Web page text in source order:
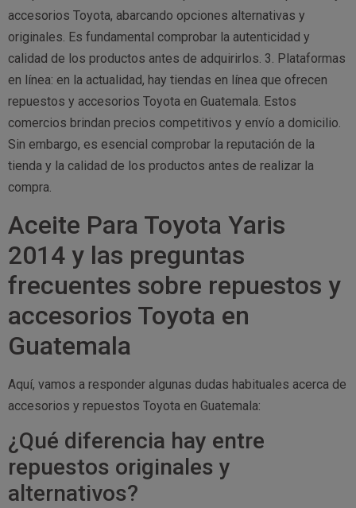
accesorios Toyota, abarcando opciones alternativas y
originales. Es fundamental comprobar la autenticidad y
calidad de los productos antes de adquirirlos. 3. Plataformas
en línea: en la actualidad, hay tiendas en línea que ofrecen
repuestos y accesorios Toyota en Guatemala. Estos
comercios brindan precios competitivos y envío a domicilio.
Sin embargo, es esencial comprobar la reputación de la
tienda y la calidad de los productos antes de realizar la
compra.
Aceite Para Toyota Yaris
2014 y las preguntas
frecuentes sobre repuestos y
accesorios Toyota en
Guatemala
Aquí, vamos a responder algunas dudas habituales acerca de
accesorios y repuestos Toyota en Guatemala:
¿Qué diferencia hay entre
repuestos originales y
alternativos?